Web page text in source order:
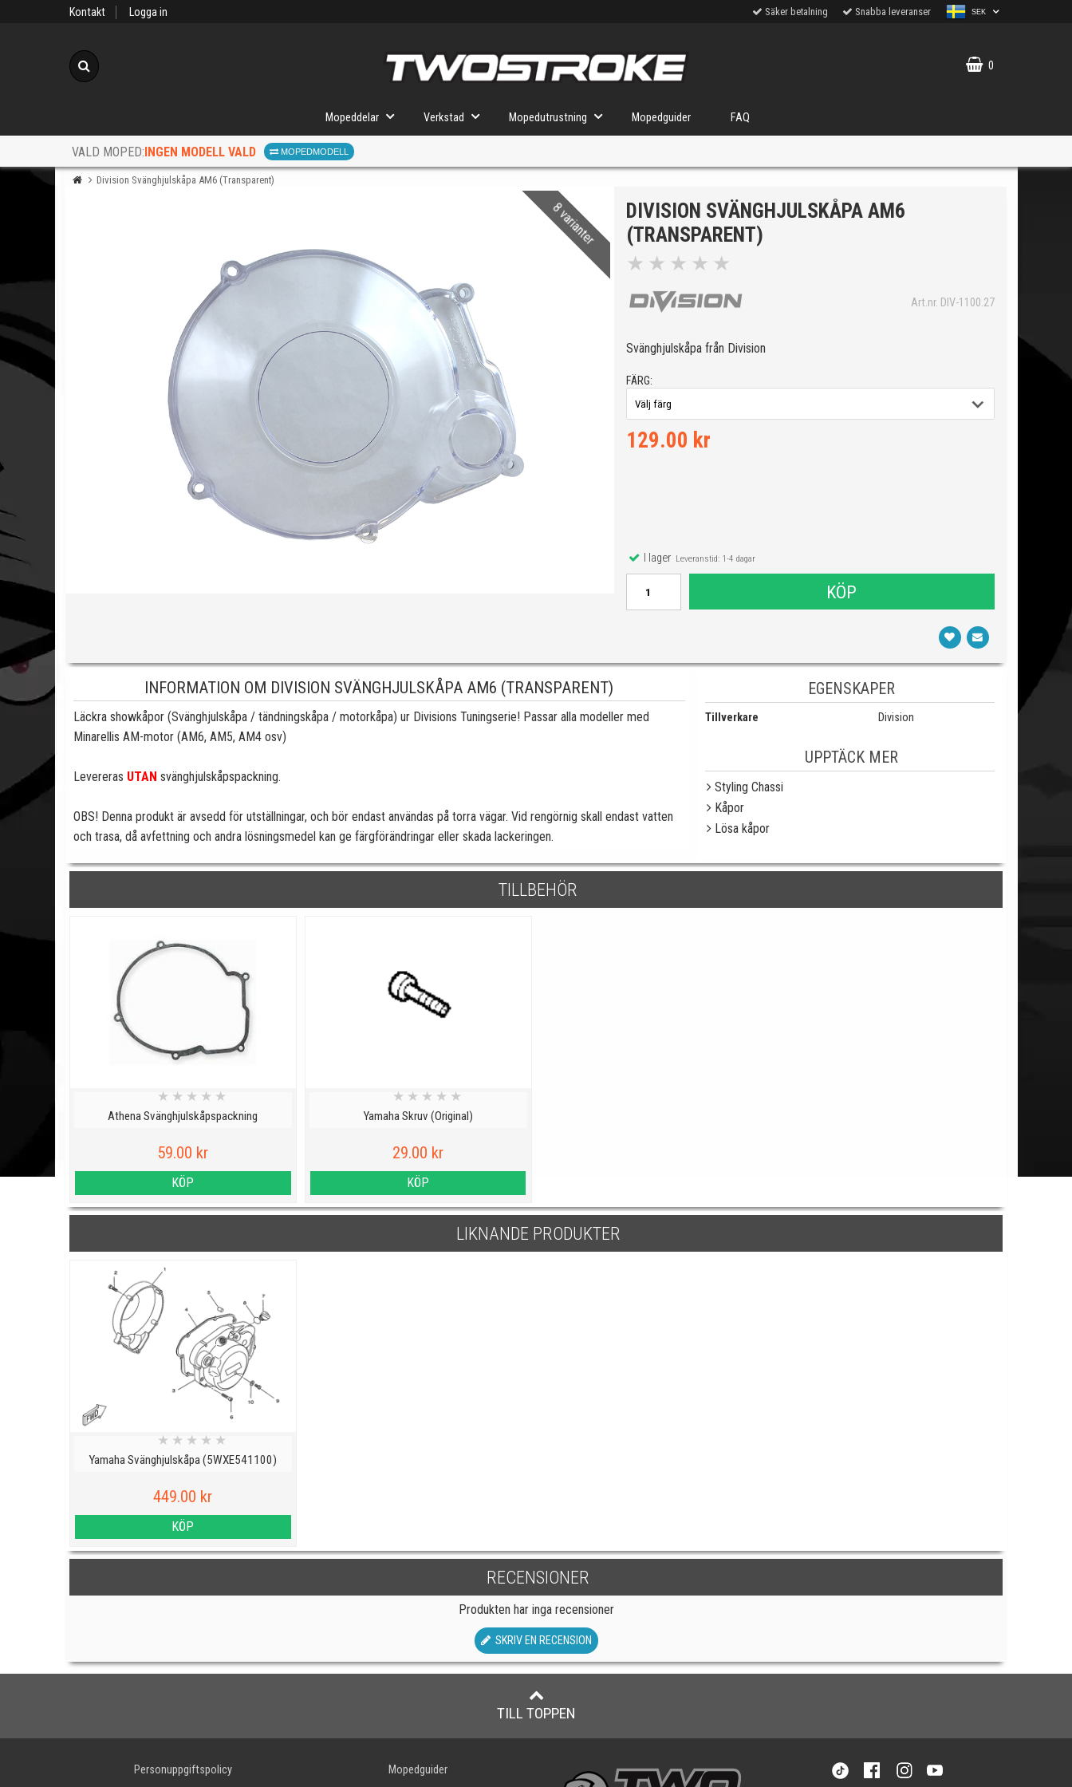
Kontakt Logga in Säker betalning Snabba leveranser SEK
0
Mopeddelar Verkstad Mopedutrustning Mopedguider FAQ
VALD MOPED:INGEN MODELL VALD MOPEDMODELL
FÖR RÄTT DELAR
När du valt kommer butiken visa delar för vald moped och universella produkter.
Division Svänghjulskåpa AM6 (Transparent)
8 varianter
DIVISION SVÄNGHJULSKÅPA AM6
(TRANSPARENT)
★ ★ ★ ★ ★
Art.nr. DIV-1100.27
Svänghjulskåpa från Division
FÄRG:
129.00 kr
I lagerLeveranstid: 1-4 dagar
KÖP
INFORMATION OM DIVISION SVÄNGHJULSKÅPA AM6 (TRANSPARENT)
Läckra showkåpor (Svänghjulskåpa / tändningskåpa / motorkåpa) ur Divisions Tuningserie! Passar alla modeller med
Minarellis AM-motor (AM6, AM5, AM4 osv)
Levereras UTAN svänghjulskåpspackning.
OBS! Denna produkt är avsedd för utställningar, och bör endast användas på torra vägar. Vid rengörnig skall endast vatten
och trasa, då avfettning och andra lösningsmedel kan ge färgförändringar eller skada lackeringen.
EGENSKAPER
Tillverkare Division
UPPTÄCK MER
Styling Chassi
Kåpor
Lösa kåpor
TILLBEHÖR
Athena Svänghjulskåpspackning
★ ★ ★ ★ ★
59.00 kr
KÖP
Yamaha Skruv (Original)
★ ★ ★ ★ ★
29.00 kr
KÖP
LIKNANDE PRODUKTER
Yamaha Svänghjulskåpa (5WXE541100)
★ ★ ★ ★ ★
449.00 kr
KÖP
RECENSIONER
Produkten har inga recensioner
SKRIV EN RECENSION
TILL TOPPEN
Personuppgiftspolicy Mopedguider